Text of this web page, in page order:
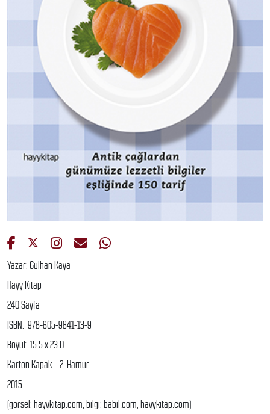
Yazar: Gülhan Kaya
Hayy Kitap
240 Sayfa
ISBN: 978-605-9841-13-9
Boyut: 15.5 x 23.0
Karton Kapak – 2. Hamur
2015
(görsel: hayykitap.com, bilgi: babil.com, hayykitap.com)